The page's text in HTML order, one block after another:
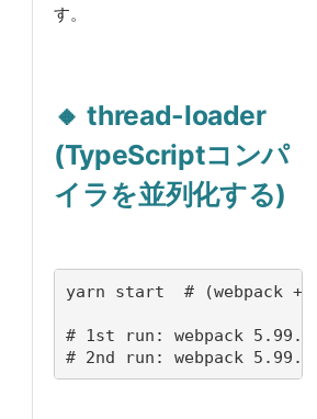
す。
🔸 thread-loader
(TypeScriptコンパ
イラを並列化する)
yarn start  # (webpack +
# 1st run: webpack
# 2nd run: webpack